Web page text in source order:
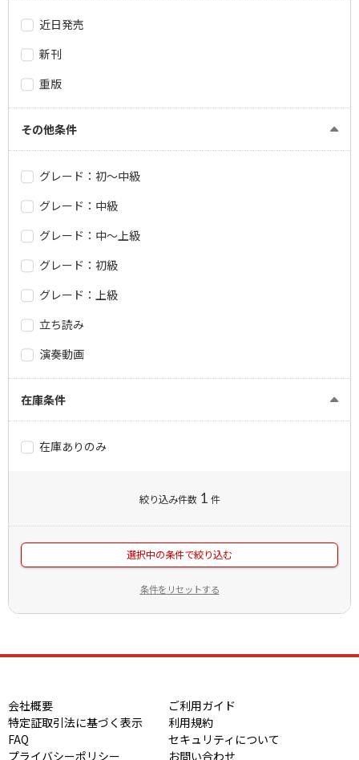
近日発売
新刊
重版
その他条件
グレード：初～中級
グレード：中級
グレード：中～上級
グレード：初級
グレード：上級
立ち読み
演奏動画
在庫条件
在庫ありのみ
絞り込み件数 1 件
選択中の条件で絞り込む
条件をリセットする
会社概要
ご利用ガイド
特定証取引法に基づく表示
利用規約
FAQ
セキュリティについて
プライバシーポリシー
お問い合わせ